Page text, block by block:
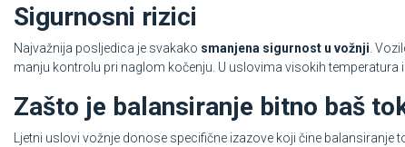
Sigurnosni rizici
Najvažnija posljedica je svakako smanjena sigurnost u vožnji.
manju kontrolu pri naglom kočenju. U uslovima visokih temperatura
Zašto je balansiranje bitno baš
Ljetni uslovi vožnje donose specifične izazove koji čine